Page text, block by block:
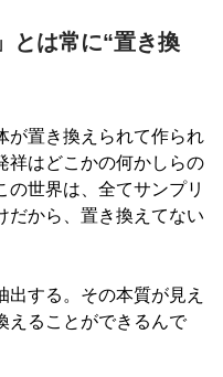
とは常に“置き換
置き換えられて作られ
祥はどこかの何かしらの
の世界は、全てサンプリ
だから、置き換えてない
する。その本質が見え
えることができるんで